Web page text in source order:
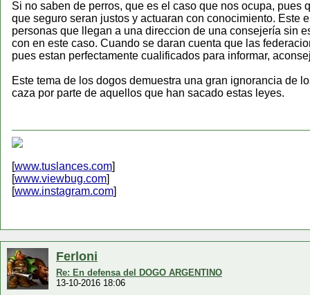
Si no saben de perros, que es el caso que nos ocupa,
que seguro seran justos y actuaran con conocimiento. Este
personas que llegan a una direccion de una consejería sin
con en este caso. Cuando se daran cuenta que las
pues estan perfectamente cualificados para informar,
Este tema de los dogos demuestra una gran ignorancia de
caza por parte de aquellos que han sacado estas leyes.
[www.tuslances.com]
[www.viewbug.com]
[www.instagram.com]
Ferloni
Re: En defensa del DOGO ARGENTINO
13-10-2016 18:06